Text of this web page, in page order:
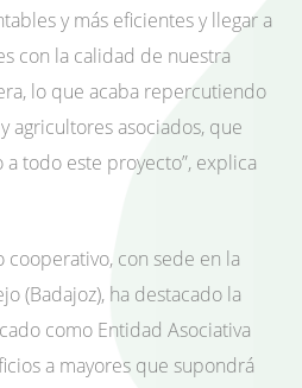
y más eficientes y llegar a
con la calidad de nuestra
lo que acaba repercutiendo
agricultores asociados, que
todo este proyecto”, explica
cooperativo, con sede en la
(Badajoz), ha destacado la
como Entidad Asociativa
a mayores que supondrá